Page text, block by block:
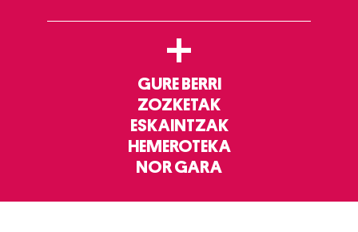
+
GURE BERRI
ZOZKETAK
ESKAINTZAK
HEMEROTEKA
NOR GARA